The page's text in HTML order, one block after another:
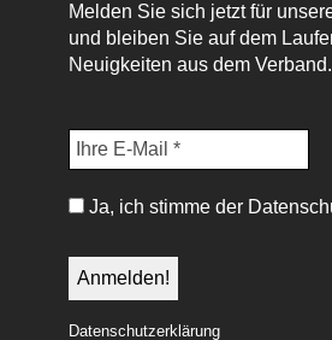
Melden Sie sich jetzt für
und bleiben Sie auf dem
Neuigkeiten aus dem Verband.
Ja, ich stimme der
Datenschutzerklärung